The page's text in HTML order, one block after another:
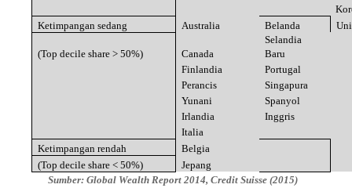
Ketimpangan sedang
Australia Belanda
(Top decile share > 50%) Canada
Selandia
Baru
Finlandia
Portugal
Perancis
Singapura
Yunani
Spanyol
Irlandia
Inggris
Italia
Ketimpangan rendah
Belgia
(Top decile share < 50%)
Jepang
Sumber: Global Wealth Report 2014, Credit Suisse (2015)